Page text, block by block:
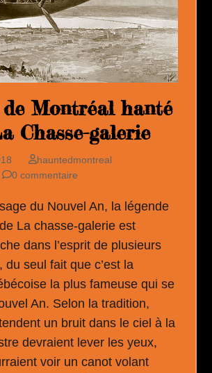
Montréal hanté
Chasse-galerie
hauntedmontreal
0 commentaire
du Nouvel An, la légende
La chasse-galerie est
dans l’esprit de plusieurs
du seul fait que c’est la
la plus fameuse qui se
An. Selon la tradition,
un bruit dans le ciel à la
devraient lever les yeux,
voir un canot volant